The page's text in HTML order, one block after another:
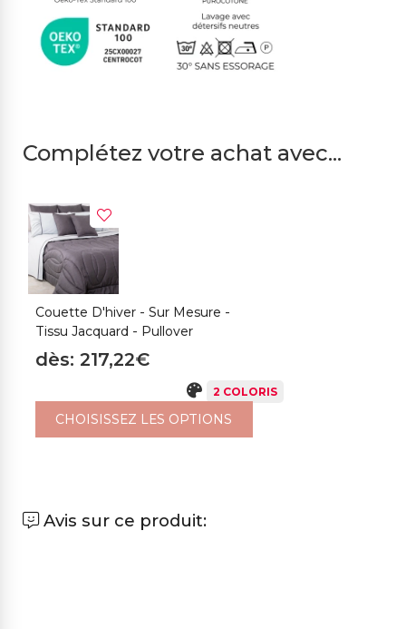
Complétez votre achat avec...
Couette D'hiver - Sur Mesure -
Tissu Jacquard - Pullover
dès: 217,22€
2 COLORIS
CHOISISSEZ LES OPTIONS
Avis sur ce produit: